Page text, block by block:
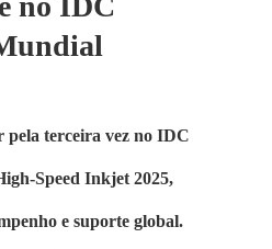
pela terceira vez no IDC
Speed Inkjet 2025,
e suporte global.